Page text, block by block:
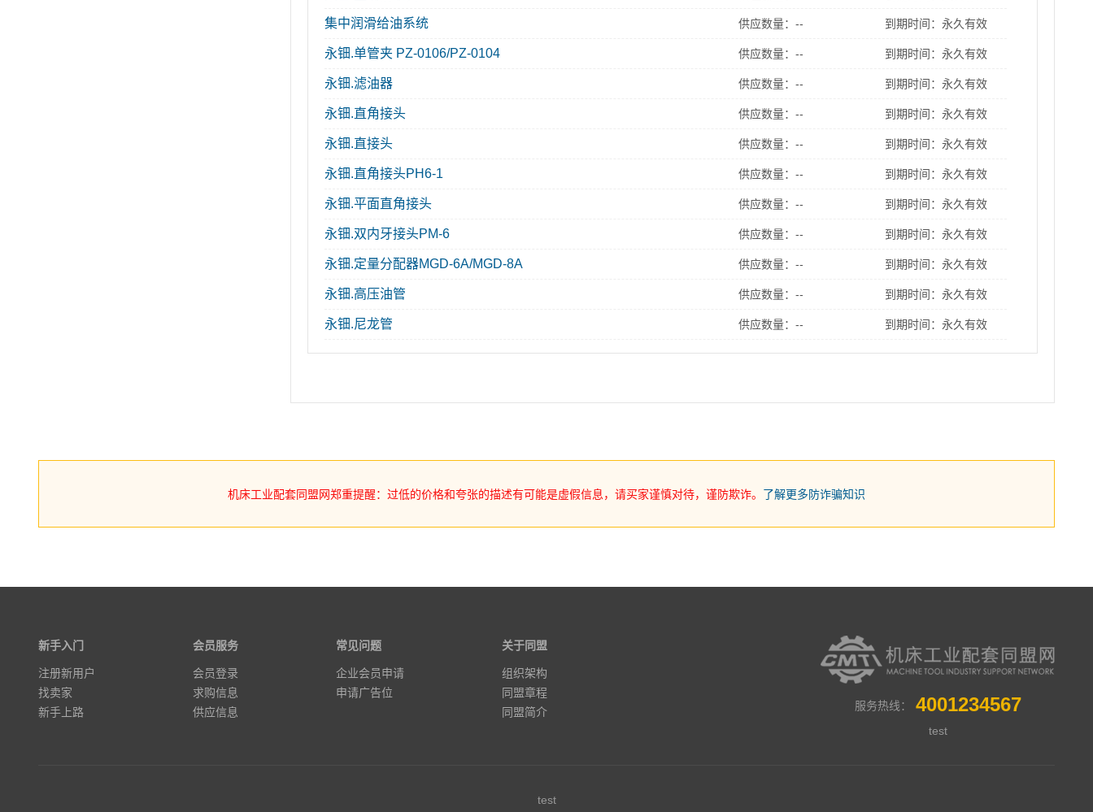
集中润滑给油系统 到期时间：永久有效
供应数量：--
永钿.单管夹 PZ-0106/PZ-0104 到期时间：永久有效
供应数量：--
永钿.滤油器 到期时间：永久有效
供应数量：--
永钿.直角接头 到期时间：永久有效
供应数量：--
永钿.直接头 到期时间：永久有效
供应数量：--
永钿.直角接头PH6-1 到期时间：永久有效
供应数量：--
永钿.平面直角接头 到期时间：永久有效
供应数量：--
永钿.双内牙接头PM-6 到期时间：永久有效
供应数量：--
永钿.定量分配器MGD-6A/MGD-8A 到期时间：永久有效
供应数量：--
永钿.高压油管 到期时间：永久有效
供应数量：--
永钿.尼龙管 到期时间：永久有效
供应数量：--
机床工业配套同盟网郑重提醒：过低的价格和夸张的描述有可能是虚假信息，请买家谨慎对待，谨防欺诈。 了解更多防诈骗知识
新手入门
注册新用户
找卖家
新手上路
会员服务
会员登录
求购信息
供应信息
常见问题
企业会员申请
申请广告位
关于同盟
组织架构
同盟章程
同盟简介
服务热线： 4001234567
test
test